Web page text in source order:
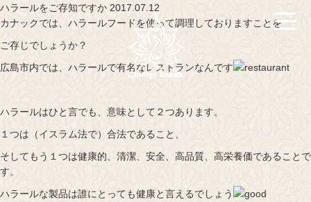
ハラールをご存知ですか 2017.07.12
カナックでは、ハラールフードを使って調理しておりますことを
ご存じでしょうか？
広島市内では、ハラールで有名なレストランなんです
ハラールはひと言でも、意味として２つあります。
１つは（イスラム法で）合法であること、
そしてもう１つは健康的、清潔、安全、高品質、高栄養価であることで
す。
ハラールな製品は誰にとっても健康と言えるでしょう